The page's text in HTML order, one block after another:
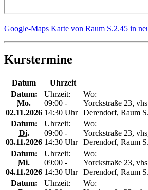
Google-Maps Karte von Raum S.2.45 in
Kurstermine
Datum Uhrzeit
Datum:
Mo.
02.11.2026
Uhrzeit:
09:00 -
14:30 Uhr
Wo:
Yorckstraße 23,
Derendorf, Raum
Datum:
Di.
03.11.2026
Uhrzeit:
09:00 -
14:30 Uhr
Wo:
Yorckstraße 23,
Derendorf, Raum
Datum:
Mi.
04.11.2026
Uhrzeit:
09:00 -
14:30 Uhr
Wo:
Yorckstraße 23,
Derendorf, Raum
Datum:
Uhrzeit:
Wo: